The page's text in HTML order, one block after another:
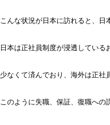
こんな状況が日本に訪れると、日
日本は正社員制度が浸透している
少なくて済んでおり、海外は正社
このように失職、保証、復職への